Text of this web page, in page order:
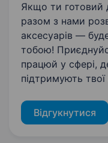
Якщо ти готовий
разом з нами
аксесуарів —
тобою!
працюй у сфері,
підтримують твої
Відгукнутися